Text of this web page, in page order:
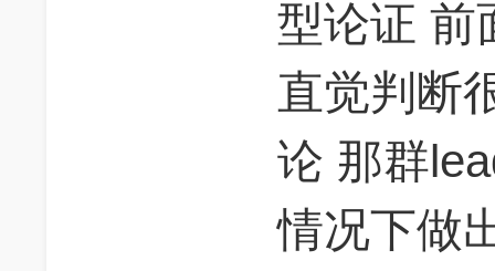
型论证 前
直觉判断
论 那群
情况下做